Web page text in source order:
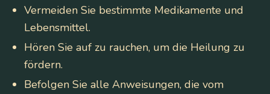
Vermeiden Sie bestimmte Medikamente und
Lebensmittel.
Hören Sie auf zu rauchen, um die Heilung zu
fördern.
Befolgen Sie alle Anweisungen, die vom